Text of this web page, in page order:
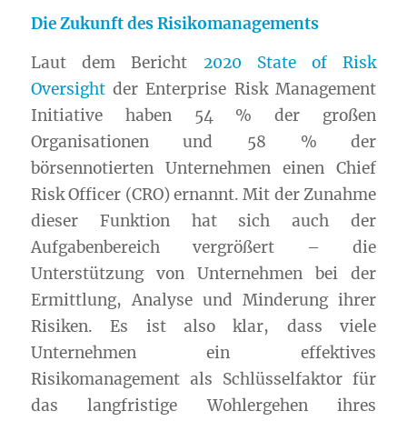
Die Zukunft des Risikomanagements
Laut dem Bericht 2020 State of Risk
Oversightder Enterprise Risk Management
Initiative haben 54 % der großen
Organisationen und 58 % der
börsennotierten Unternehmen einen Chief
Risk Officer (CRO) ernannt. Mit der Zunahme
dieser Funktion hat sich auch der
Aufgabenbereich vergrößert – die
Unterstützung von Unternehmen bei der
Ermittlung, Analyse und Minderung ihrer
Risiken. Es ist also klar, dass viele
Unternehmen ein effektives
Risikomanagement als Schlüsselfaktor für
das langfristige Wohlergehen ihres